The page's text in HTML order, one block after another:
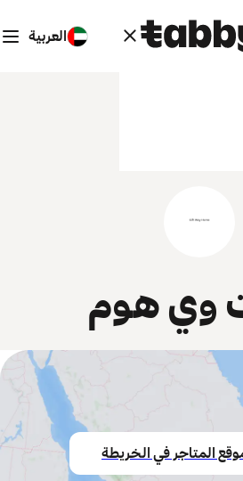
العربية
هوم
وي هوم
المتاجر في الخريطة